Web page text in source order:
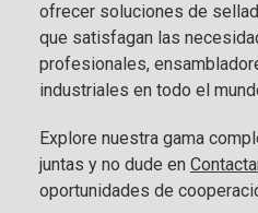
ofrecer soluciones de
que satisfagan las
profesionales,
industriales en todo el
Explore nuestra gama
juntas y no dude en
oportunidades de